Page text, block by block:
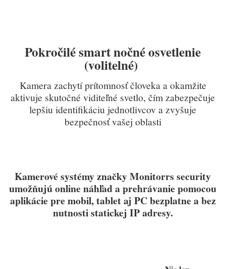
Pokročilé smart nočné osvetlenie
(volitelné)
Kamera zachytí prítomnosť človeka a okamžite
aktivuje skutočné viditeľné svetlo, čím zabezpečuje
lepšiu identifikáciu jednotlivcov a zvyšuje
bezpečnosť vašej oblasti
Kamerové systémy značky Monitorrs security
umožňujú online náhľad a prehrávanie pomocou
aplikácie pre mobil, tablet aj PC bezplatne a bez
nutnosti statickej IP adresy.